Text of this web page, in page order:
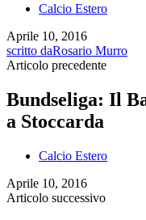
Calcio Estero
Aprile 10, 2016
scritto daRosario Murro
Articolo precedente
Bundseliga: Il
a Stoccarda
Calcio Estero
Aprile 10, 2016
Articolo successivo